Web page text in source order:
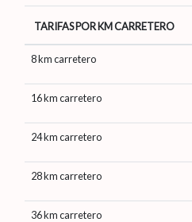
TARIFAS POR KM CARRETERO
8 km carretero
16 km carretero
24 km carretero
28 km carretero
36 km carretero